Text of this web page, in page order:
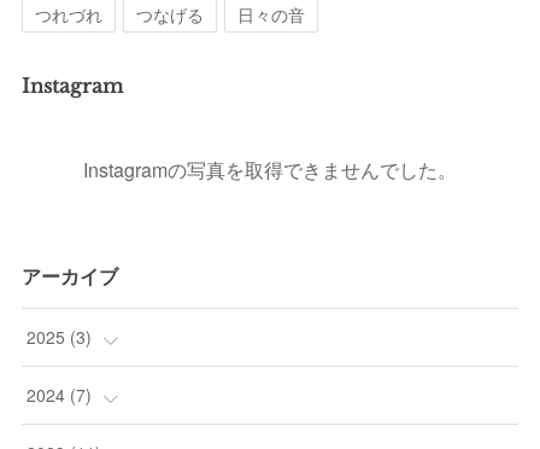
つれづれ
つなげる 日々の音
Instagram
Instagramの写真を取得できませんでした。
アーカイブ
2025 (3)
(1
2024 (7)